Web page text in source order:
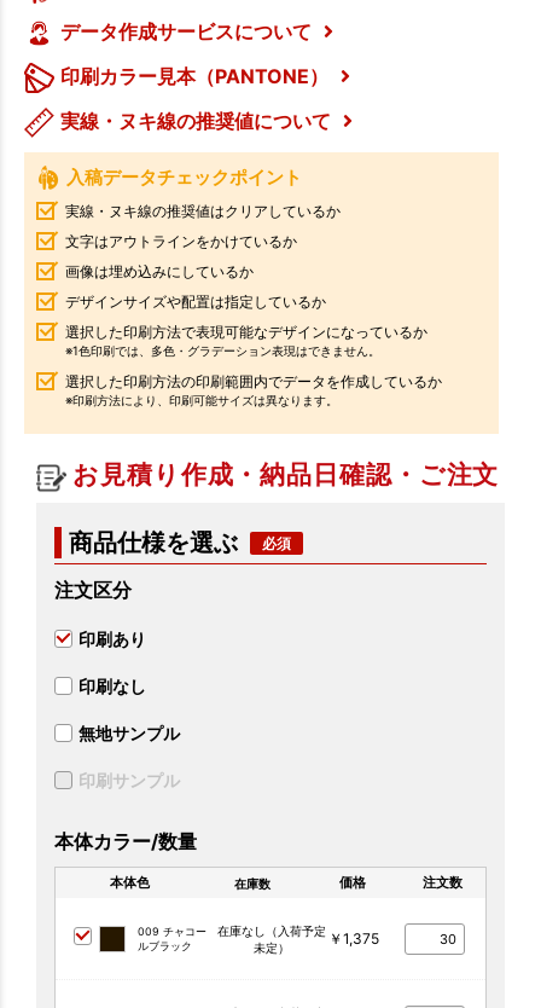
データ作成サービスについて
印刷カラー見本（PANTONE）
実線・ヌキ線の推奨値について
入稿データチェックポイント
実線・ヌキ線の推奨値はクリアしているか
文字はアウトラインをかけているか
画像は埋め込みにしているか
デザインサイズや配置は指定しているか
選択した印刷方法で表現可能なデザインになっているか
※1色印刷では、多色・グラデーション表現はできません。
選択した印刷方法の印刷範囲内でデータを作成しているか
※印刷方法により、印刷可能サイズは異なります。
お見積り作成・納品日確認・ご注文
商品仕様を選ぶ
注文区分
印刷あり
印刷なし
無地サンプル
印刷サンプル
本体カラー/数量
本体色 在庫数 価格 注文数
009 チャコー
ルブラック
在庫なし（入荷予定
未定）
￥1,375